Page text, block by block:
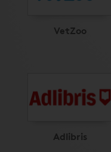
VetZoo
Adlibris